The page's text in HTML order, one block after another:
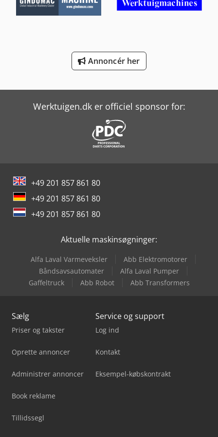
Mercedes-Benz V
Weinbrenner Tsv 6/3050Annoncér her
Werktuigen.dk er officiel sponsor for:
+49 201 857 861 80
+49 201 857 861 80
+49 201 857 861 80
Aktuelle maskinsøgninger:
Alfa Laval Varmeveksler
Abb Elektromotorer
Båndsavsautomater
Alfa Laval Pumper
Gaffeltruck
Abb Robot Abb Transformers
Sælg
Priser og takster
Oprette annoncer
Administrer annoncer
Book reklame
Tillidssegl
Service og support
Log ind
Kontakt
Eksempel-købskontrakt